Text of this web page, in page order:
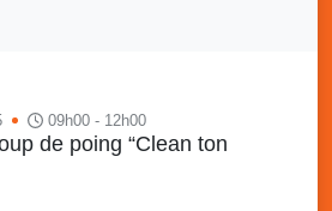
09h00 - 12h00
de poing “Clean ton